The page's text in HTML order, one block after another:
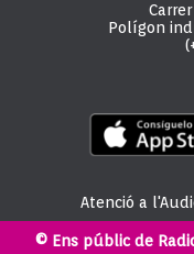
Polígon
Atenció a
© Ens públic de